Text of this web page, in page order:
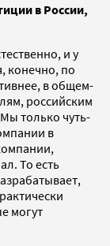
в России,
и у
конечно, по
в общем-
российским
только чуть-
в
То есть
могут